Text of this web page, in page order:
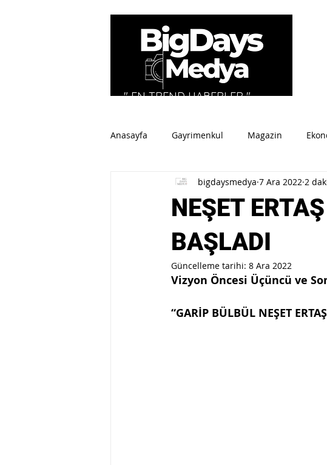
" EN TREND HABERLER "
Anasayfa Gayrimenkul Magazin
Tüm Haberler Spor Seyahat
NEŞET
BAŞLADI
bigdaysmedya 7 Ara 2022 2
Güncelleme tarihi: 8 Ara 2022
Vizyon Öncesi Üçüncü ve
“GARİP BÜLBÜL NEŞET